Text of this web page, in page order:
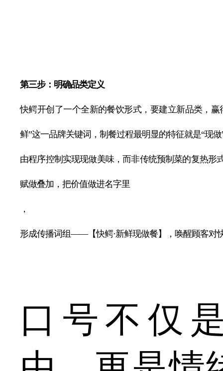
第三步：明确品类定义
快鳄开创了一个全新的餐饮形式，要建立新品类，
鲜”这一品牌关键词，制餐过程最明显的特征就是“现做
由程序控制实现现做美味，而非传统预制菜的复热形
赋做叠加，把价值做进名字里
，
形成传播词组——【快鳄·新鲜现做餐】，唤醒顾客对
口号不仅